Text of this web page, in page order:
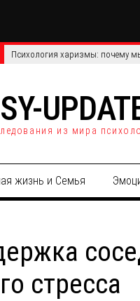
Телефонные против онлайн-
из мира
жизнь и Семья
стресса